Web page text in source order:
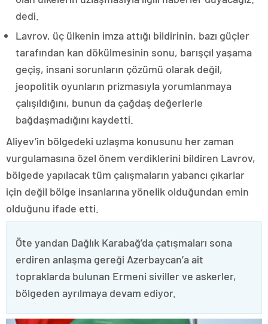
dedi.
Lavrov, üç ülkenin imza attığı bildirinin, bazı güçler
tarafından kan dökülmesinin sonu, barışçıl yaşama
geçiş, insani sorunların çözümü olarak değil,
jeopolitik oyunların prizmasıyla yorumlanmaya
çalışıldığını, bunun da çağdaş değerlerle
bağdaşmadığını kaydetti.
Aliyev’in bölgedeki uzlaşma konusunu her zaman
vurgulamasına özel önem verdiklerini bildiren Lavrov,
bölgede yapılacak tüm çalışmaların yabancı çıkarlar
için değil bölge insanlarına yönelik olduğundan emin
olduğunu ifade etti.
Öte yandan Dağlık Karabağ’da çatışmaları sona
erdiren anlaşma gereği Azerbaycan’a ait
topraklarda bulunan Ermeni siviller ve askerler,
bölgeden ayrılmaya devam ediyor.